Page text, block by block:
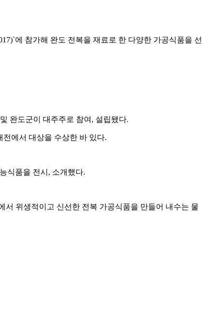
에 참가해 완도 전복을 재료로 한 다양한 가공식품을 선
완도군이 대주주로 참여, 설립됐다.
에서 대상을 수상한 바 있다.
식품을 전시, 소개했다.
위생적이고 신선한 전복 가공식품을 만들어 내수는 물